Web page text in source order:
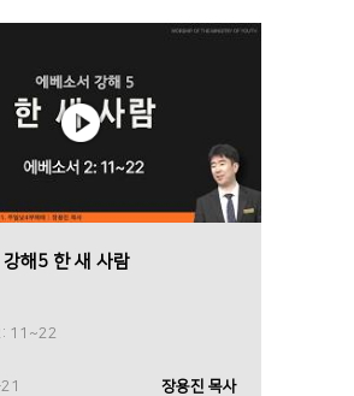
강해5 한 새 사람
11~22
장용진 목사